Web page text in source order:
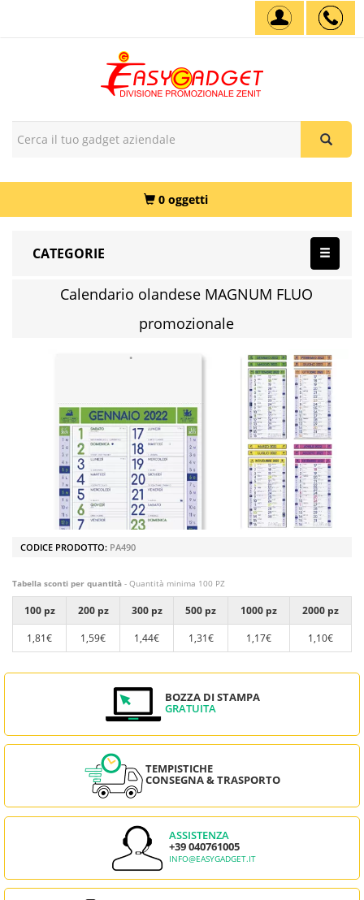
0 oggetti
CATEGORIE
Calendario olandese MAGNUM FLUO
promozionale
CODICE PRODOTTO: PA490
Tabella sconti per quantità - Quantità minima 100 PZ
100 pz 200 pz 300 pz 500 pz 1000 pz
2000 pz
1,81€
1,59€ 1,44€ 1,31€ 1,17€ 1,10€
BOZZA DI STAMPA
GRATUITA
TEMPISTICHE
CONSEGNA & TRASPORTO
ASSISTENZA
+39 040761005
INFO@EASYGADGET.IT